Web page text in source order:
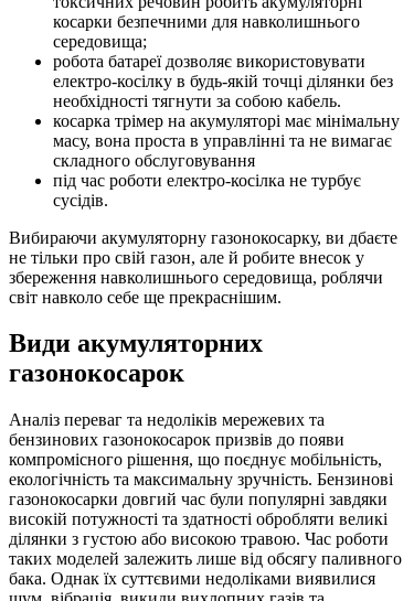
косарки безпечними для навколишнього
середовища;
робота батареї дозволяє використовувати
електро-косілку в будь-якій точці ділянки без
необхідності тягнути за собою кабель.
косарка трімер на акумуляторі має мінімальну
масу, вона проста в управлінні та не вимагає
складного обслуговування
під час роботи електро-косілка не турбує
сусідів.
Вибираючи акумуляторну газонокосарку, ви дбаєте
не тільки про свій газон, але й робите внесок у
збереження навколишнього середовища, роблячи
світ навколо себе ще прекраснішим.
Види акумуляторних
газонокосарок
Аналіз переваг та недоліків мережевих та
бензинових газонокосарок призвів до появи
компромісного рішення, що поєднує мобільність,
екологічність та максимальну зручність. Бензинові
газонокосарки довгий час були популярні завдяки
високій потужності та здатності обробляти великі
ділянки з густою або високою травою. Час роботи
таких моделей залежить лише від обсягу паливного
бака. Однак їх суттєвими недоліками виявилися